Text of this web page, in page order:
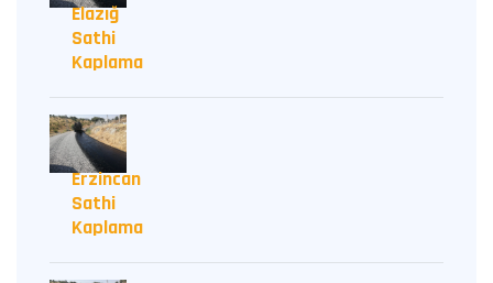
Elazığ
Sathi
Kaplama
Erzincan
Sathi
Kaplama